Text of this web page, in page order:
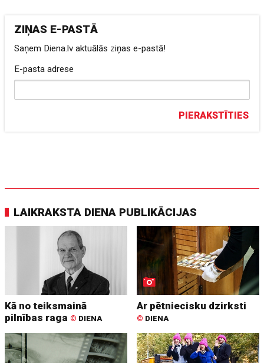
ZIŅAS E-PASTĀ
Saņem Diena.lv aktuālās ziņas e-pastā!
E-pasta adrese
PIERAKSTĪTIES
LAIKRAKSTA DIENA PUBLIKĀCIJAS
Kā no teiksmainā
pilnības raga © DIENA
Ar pētniecisku dzirksti
© DIENA